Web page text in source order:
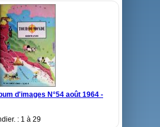
d'images N°54 août 1964 -
: 1 à 29